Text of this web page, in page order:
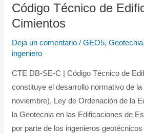
Código Técnico de
Cimientos
Deja un comentario /GEO5,Geotecnia
ingeniero
CTE DB-SE-C | Código Técnico de
constituye el desarrollo normativo de
noviembre), Ley de Ordenación de la
la Geotecnia en las Edificaciones de
por parte de los ingenieros
España
|
DB-
SE-
C
|
Código
Técnico
de